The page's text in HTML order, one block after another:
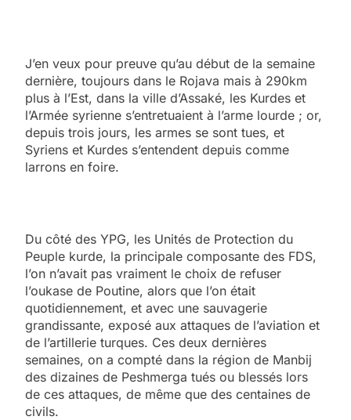
J’en veux pour preuve qu’au début de la semaine
dernière, toujours dans le Rojava mais à 290km
plus à l’Est, dans la ville d’Assaké, les Kurdes et
l’Armée syrienne s’entretuaient à l’arme lourde ; or,
depuis trois jours, les armes se sont tues, et
Syriens et Kurdes s’entendent depuis comme
larrons en foire.
Du côté des YPG, les Unités de Protection du
Peuple kurde, la principale composante des FDS,
l’on n’avait pas vraiment le choix de refuser
l’oukase de Poutine, alors que l’on était
quotidiennement, et avec une sauvagerie
grandissante, exposé aux attaques de l’aviation et
de l’artillerie turques. Ces deux dernières
semaines, on a compté dans la région de Manbij
des dizaines de Peshmerga tués ou blessés lors
de ces attaques, de même que des centaines de
civils.